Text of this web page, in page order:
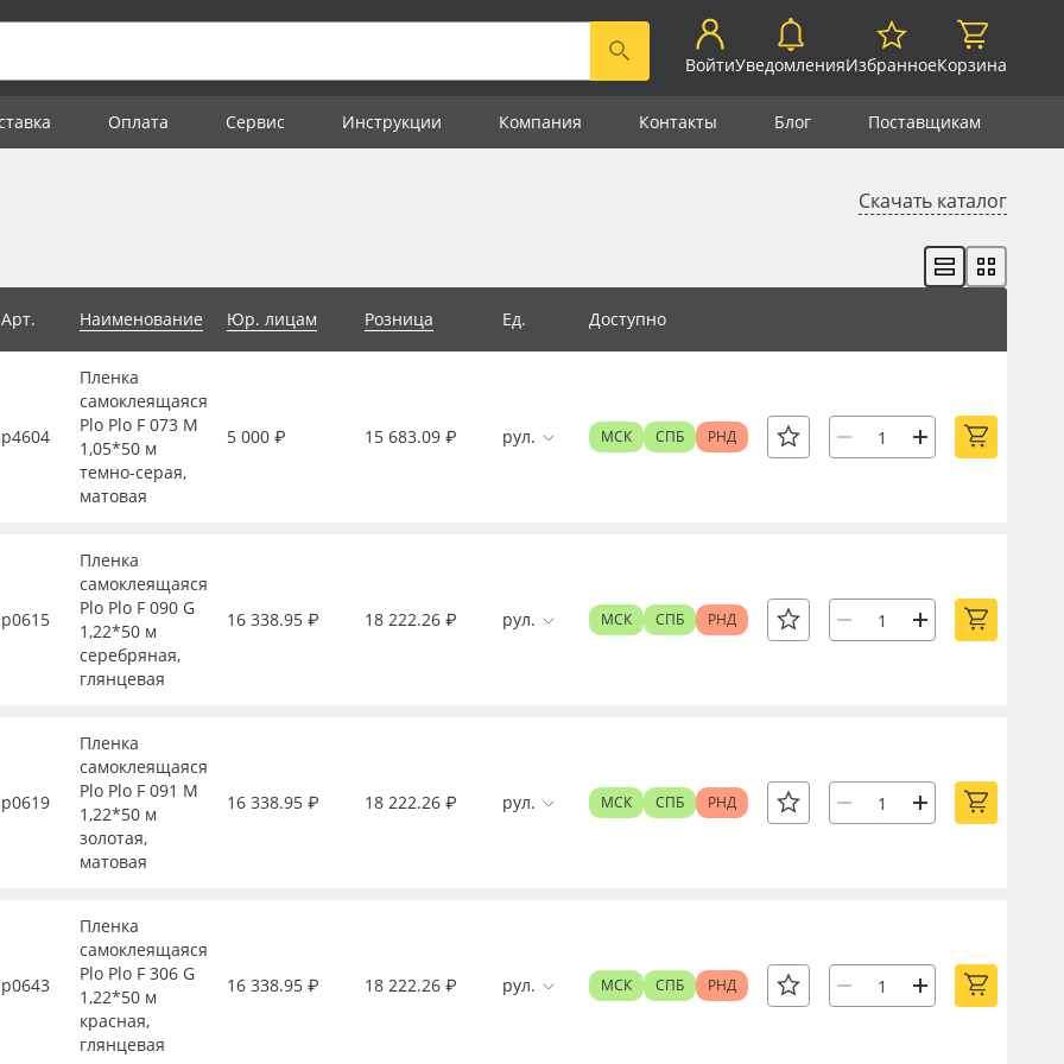
ВойтиУведомленияИзбранноеКорзина
Оплата Сервис Инструкции Компания Контакты Блог Поставщикам
Скачать каталог
Арт. Наименование Юр. лицам Розница Ед. Доступно
р4604
Пленка
самоклеящаяся
Plo Plo F 073 M
1,05*50 м
темно-серая,
матовая
5 000 ₽ 15 683.09 ₽ рул. МСК СПБ РНД
р0615
Пленка
самоклеящаяся
Plo Plo F 090 G
1,22*50 м
серебряная,
глянцевая
16 338.95 ₽ 18 222.26 ₽ рул. МСК СПБ РНД
р0619
Пленка
самоклеящаяся
Plo Plo F 091 M
1,22*50 м
золотая,
матовая
16 338.95 ₽ 18 222.26 ₽ рул. МСК СПБ РНД
р0643
Пленка
самоклеящаяся
Plo Plo F 306 G
1,22*50 м
красная,
глянцевая
16 338.95 ₽ 18 222.26 ₽ рул. МСК СПБ РНД